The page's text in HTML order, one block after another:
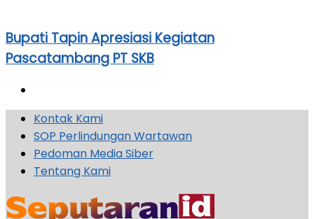
Bupati Tapin Apresiasi Kegiatan
Pascatambang PT SKB
Kontak Kami
SOP Perlindungan Wartawan
Pedoman Media Siber
Tentang Kami